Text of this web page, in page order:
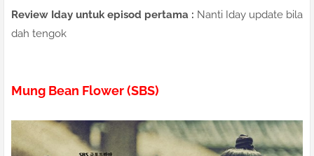
Review Iday untuk episod pertama : Nanti Iday update bila
dah tengok
Mung Bean Flower (SBS)